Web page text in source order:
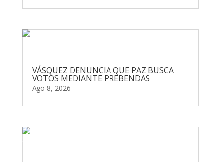
VÁSQUEZ DENUNCIA QUE PAZ BUSCA
VOTOS MEDIANTE PREBENDAS
Ago 8, 2026